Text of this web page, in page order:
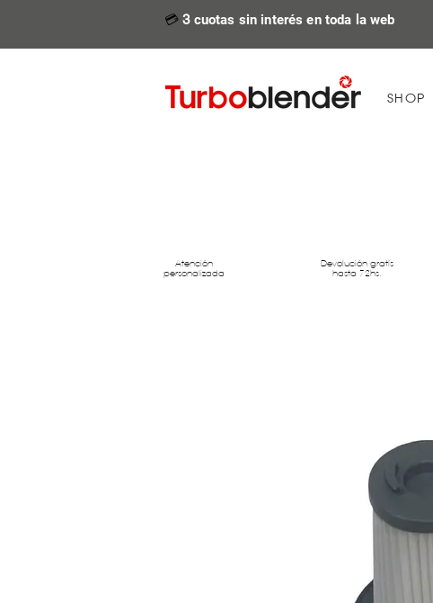
💳 3 cuotas sin interés en toda la web
SHOP
Atención
personalizada
Devolución gratís
hasta 72hs.